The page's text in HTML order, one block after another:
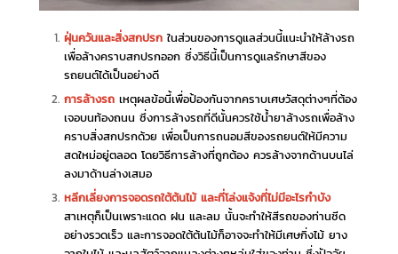
ฝุ่นควันและสิ่งสกปรกในส่วนของการดูแลส่วนนี้แนะนำให้ล้างรถ
เพื่อล้างคราบสกปรกออก ซึ่งวิธีนี้เป็นการดูแลรักษาสีของ
รถยนต์ได้เป็นอย่างดี
การล้างรถเหตุผลข้อนี้เพื่อป้องกันจากคราบเศษวัสดุต่างๆที่ต้อง
เจอบนท้องถนน ซึ่งการล้างรถที่ดีนั้นควรใช้น้ำยาล้างรถเพื่อล้าง
คราบสิ่งสกปรกด้วย เพื่อเป็นการถนอมสีของรถยนต์ให้มีความ
สดใหม่อยู่ตลอด โดยวิธีการล้างที่ถูกต้อง ควรล้างจากด้านบนไล่
ลงมาด้านล่างเสมอ
หลีกเลี่ยงการจอดรถใต้ต้นไม้ และที่โล่งแจ้งที่ไม่มีอะไรกำบัง
สาเหตุก็เป็นเพราะแดด ฝน และลม นั้นจะทำให้สีรถของท่านซีด
อย่างรวดเร็ว และการจอดใต้ต้นไม้ก็อาจจะทำให้มีเศษกิ่งไม้ ยาง